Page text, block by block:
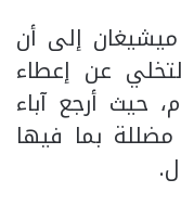
إلى أن
عن إعطاء
حيث أرجع آباء
بما فيها